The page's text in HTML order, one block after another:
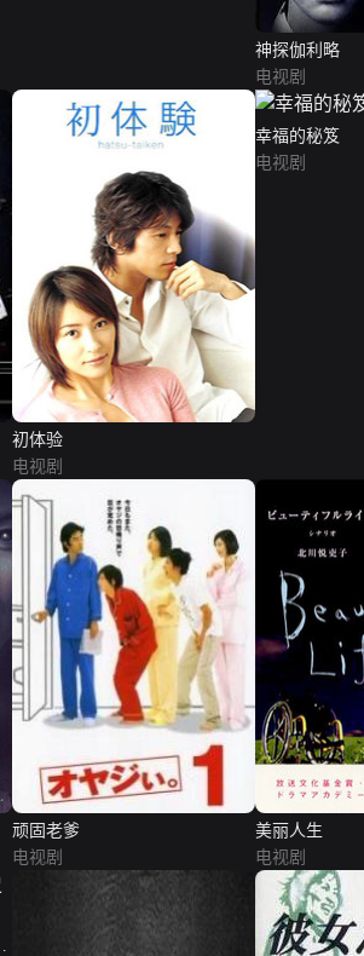
神探伽利略
电视剧
初体验
电视剧
幸福的秘笈
电视剧
顽固老爹
电视剧
美丽人生
电视剧